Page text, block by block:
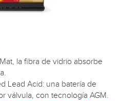
la fibra de vidrio absorbe
Lead Acid: una batería de
válvula, con tecnología AGM.